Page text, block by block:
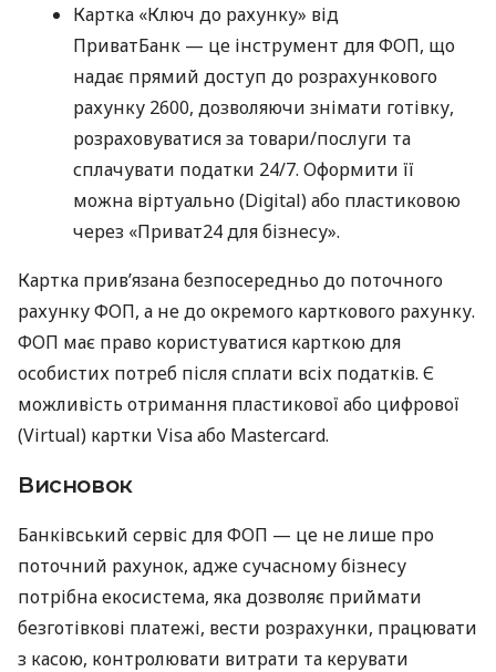
Картка «Ключ до рахунку» від
ПриватБанк — це інструмент для ФОП, що
надає прямий доступ до розрахункового
рахунку 2600, дозволяючи знімати готівку,
розраховуватися за товари/послуги та
сплачувати податки 24/7. Оформити її
можна віртуально (Digital) або пластиковою
через «Приват24 для бізнесу».
Картка прив’язана безпосередньо до поточного
рахунку ФОП, а не до окремого карткового рахунку.
ФОП має право користуватися карткою для
особистих потреб після сплати всіх податків. Є
можливість отримання пластикової або цифрової
(Virtual) картки Visa або Mastercard.
Висновок
Банківський сервіс для ФОП — це не лише про
поточний рахунок, адже сучасному бізнесу
потрібна екосистема, яка дозволяє приймати
безготівкові платежі, вести розрахунки, працювати
з касою, контролювати витрати та керувати